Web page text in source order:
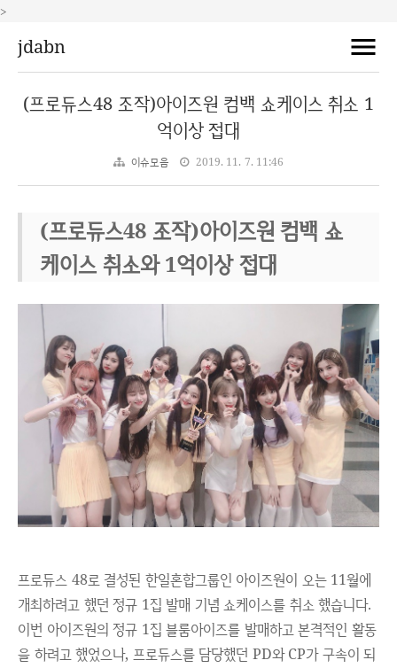
>
jdabn
(프로듀스48 조작)아이즈원 컴백 쇼케이스 취소 1
억이상 접대
이슈모음 2019. 11. 7. 11:46
(프로듀스48 조작)아이즈원 컴백 쇼
케이스 취소와 1억이상 접대
프로듀스 48로 결성된 한일혼합그룹인 아이즈원이 오는 11월에
개최하려고 했던 정규 1집 발매 기념 쇼케이스를 취소 했습니다.
이번 아이즈원의 정규 1집 블룸아이즈를 발매하고 본격적인 활동
을 하려고 했었으나, 프로듀스를 담당했던 PD와 CP가 구속이 되